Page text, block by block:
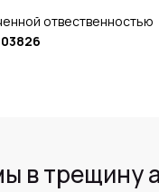
отвественностью
в трещину